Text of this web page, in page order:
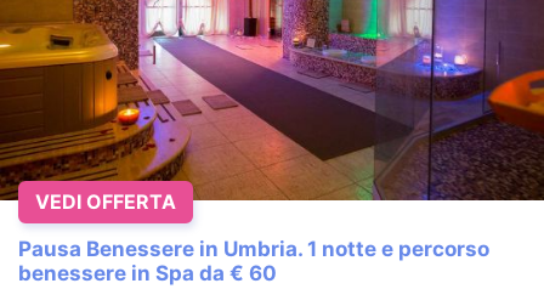
Pausa Benessere in Umbria. 1 notte e percorso
benessere in Spa da € 60
VEDI OFFERTA